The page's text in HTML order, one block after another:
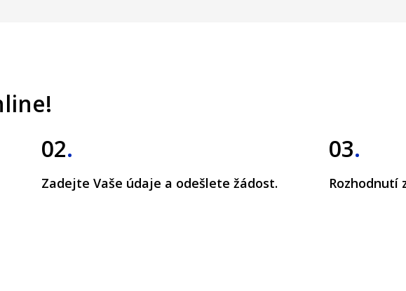
02.
Zadejte Vaše údaje a odešlete žádost.
03.
Rozhodnutí